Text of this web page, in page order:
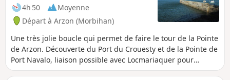
4h 50
Moyenne
Départ à Arzon (Morbihan)
Une très jolie boucle qui permet de faire le tour de la Pointe
de Arzon. Découverte du Port du Crouesty et de la Pointe de
Port Navalo, liaison possible avec Locmariaquer pour
traverser de l'autre côté du golfe.